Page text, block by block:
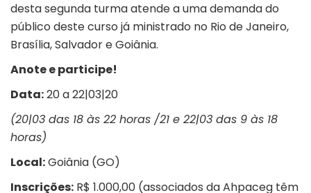
desta segunda turma atende a uma demanda do
público deste curso já ministrado no Rio de Janeiro,
Brasília, Salvador e Goiânia.
Anote e participe!
Data:20 a 22|03|20
(20|03 das 18 às 22 horas /21 e 22|03 das 9 às 18
horas)
Local:Goiânia (GO)
Inscrições: R$ 1.000,00 (associados da Ahpaceg têm